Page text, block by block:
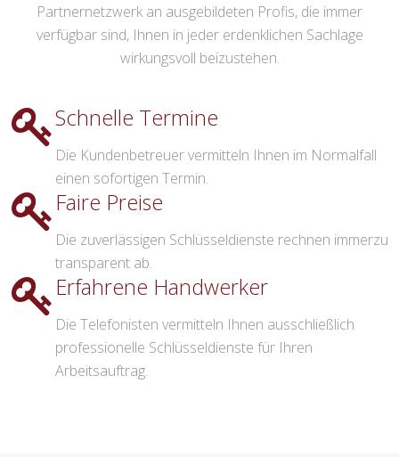
Partnernetzwerk an ausgebildeten Profis, die immer
verfügbar sind, Ihnen in jeder erdenklichen Sachlage
wirkungsvoll beizustehen.
Schnelle Termine
Die Kundenbetreuer vermitteln Ihnen im Normalfall
einen sofortigen Termin.
Faire Preise
Die zuverlässigen Schlüsseldienste rechnen immerzu
transparent ab.
Erfahrene Handwerker
Die Telefonisten vermitteln Ihnen ausschließlich
professionelle Schlüsseldienste für Ihren
Arbeitsauftrag.